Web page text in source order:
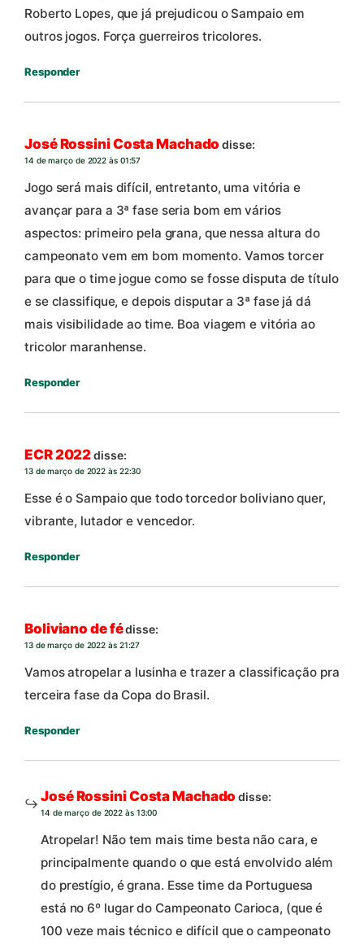
Roberto Lopes, que já prejudicou o Sampaio em
outros jogos. Força guerreiros tricolores.
Responder
José Rossini Costa Machado disse:
14 de março de 2022 às 01:57
Jogo será mais difícil, entretanto, uma vitória e
avançar para a 3ª fase seria bom em vários
aspectos: primeiro pela grana, que nessa altura do
campeonato vem em bom momento. Vamos torcer
para que o time jogue como se fosse disputa de título
e se classifique, e depois disputar a 3ª fase já dá
mais visibilidade ao time. Boa viagem e vitória ao
tricolor maranhense.
Responder
ECR 2022disse:
13 de março de 2022 às 22:30
Esse é o Sampaio que todo torcedor boliviano quer,
vibrante, lutador e vencedor.
Responder
Boliviano de fédisse:
13 de março de 2022 às 21:27
Vamos atropelar a lusinha e trazer a classificação pra
terceira fase da Copa do Brasil.
Responder
José Rossini Costa Machado disse:
14 de março de 2022 às 13:00
Atropelar! Não tem mais time besta não cara, e
principalmente quando o que está envolvido além
do prestígio, é grana. Esse time da Portuguesa
está no 6º lugar do Campeonato Carioca, (que é
100 veze mais técnico e difícil que o campeonato